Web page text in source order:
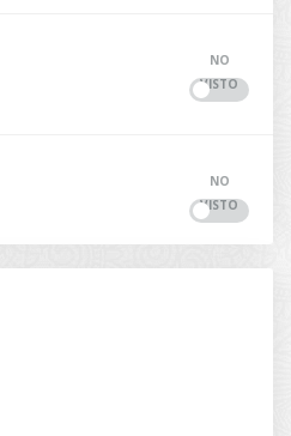
NO
VISTO
NO
VISTO